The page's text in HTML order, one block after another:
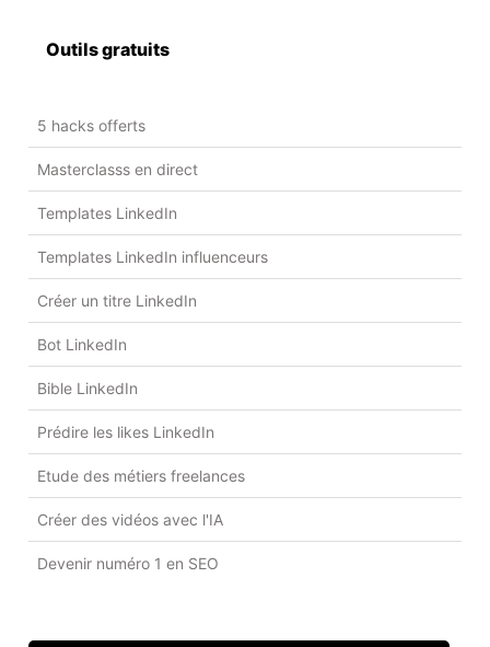
Outils gratuits
5 hacks offerts
Masterclasss en direct
Templates LinkedIn
Templates LinkedIn influenceurs
Créer un titre LinkedIn
Bot LinkedIn
Bible LinkedIn
Prédire les likes LinkedIn
Etude des métiers freelances
Créer des vidéos avec l'IA
Devenir numéro 1 en SEO